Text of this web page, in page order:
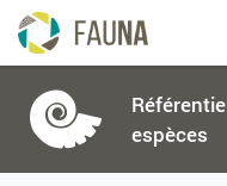
espèces